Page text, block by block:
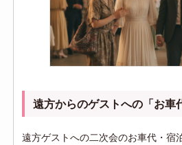
遠方からのゲストへの「お車
遠方ゲストへの二次会のお車代・宿